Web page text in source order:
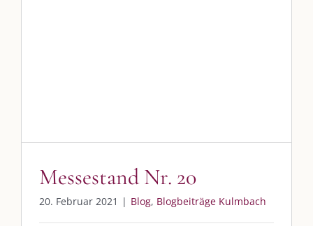
Messestand Nr. 20
20. Februar 2021 | Blog, Blogbeiträge Kulmbach
Kulmbloggera